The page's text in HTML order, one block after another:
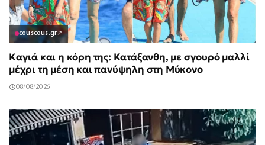
couscous.gr↗
Καγιά και η κόρη της: Κατάξανθη, με σγουρό μαλλί
μέχρι τη μέση και πανύψηλη στη Μύκονο
08/08/2026